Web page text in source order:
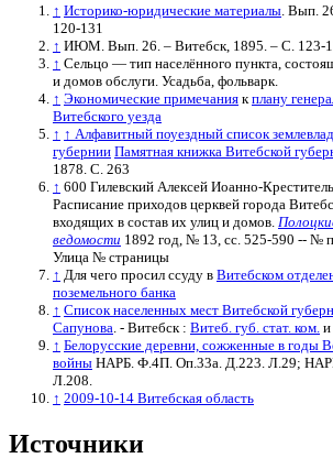
↑ Историко-юридические материалы . Вып.
120-131
↑ ИЮМ. Вып. 26. – Витебск, 1895. – С. 123-
↑ Сельцо — тип населённого пункта,
и домов обслуги. Усадьба, фольварк.
↑ Экономические примечания к плану
Витебского уезда
↑ ↑ Алфавитный поуездный список
губернии Памятная книжка Витебской
1878. С. 263
↑ 600 Гилевский Алексей Иоанно-
Расписание приходов церквей города
входящих в состав их улиц и домов.
ведомости 1892 год, № 13, сс. 525-590 -- №
Улица № страницы
↑ Для чего просил ссуду в Витебском
поземельного банка
↑ Список населенных мест Витебской
Сапунова . - Витебск : Витеб. губ. стат. ком. и
↑ Белорусские деревни, сожженные в годы
войны НАРБ. Ф.4П. Оп.33а. Д.223. Л.29;
Л.208.
↑ 2009-10-14 Витебская область
Источники